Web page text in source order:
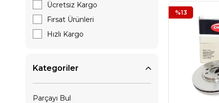
Ücretsiz Kargo
Fırsat Ürünleri
Hızlı Kargo
Kategoriler
Parçayı Bul
%13